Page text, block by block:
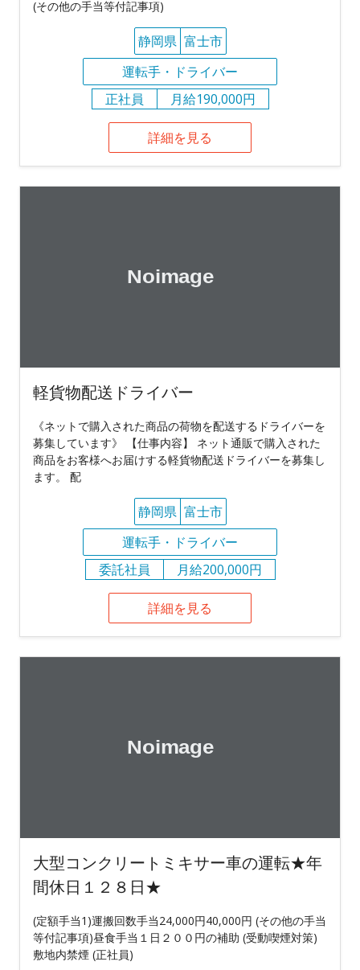
(その他の手当等付記事項)
静岡県 富士市
運転手・ドライバー
正社員
月給190,000円
詳細を見る
軽貨物配送ドライバー
《ネットで購入された商品の荷物を配送するドライバーを
募集しています》 【仕事内容】 ネット通販で購入された
商品をお客様へお届けする軽貨物配送ドライバーを募集し
ます。 配
静岡県 富士市
運転手・ドライバー
委託社員
月給200,000円
詳細を見る
大型コンクリートミキサー車の運転★年
間休日１２８日★
(定額手当1)運搬回数手当24,000円40,000円 (その他の手当
等付記事項)昼食手当１日２００円の補助 (受動喫煙対策)
敷地内禁煙 (正社員)